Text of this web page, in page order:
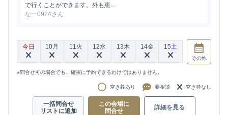
で行くことができます。外も恵...
なー0924さん
今日 10月 11火 12水 13木 14金 15土
その他
※問合せ可の場合でも、確実に予約できるわけではありません。
空き枠あり 要相談 空き枠なし
一括問合せ
リストに追加
この会場に
問合せ
詳細を見る